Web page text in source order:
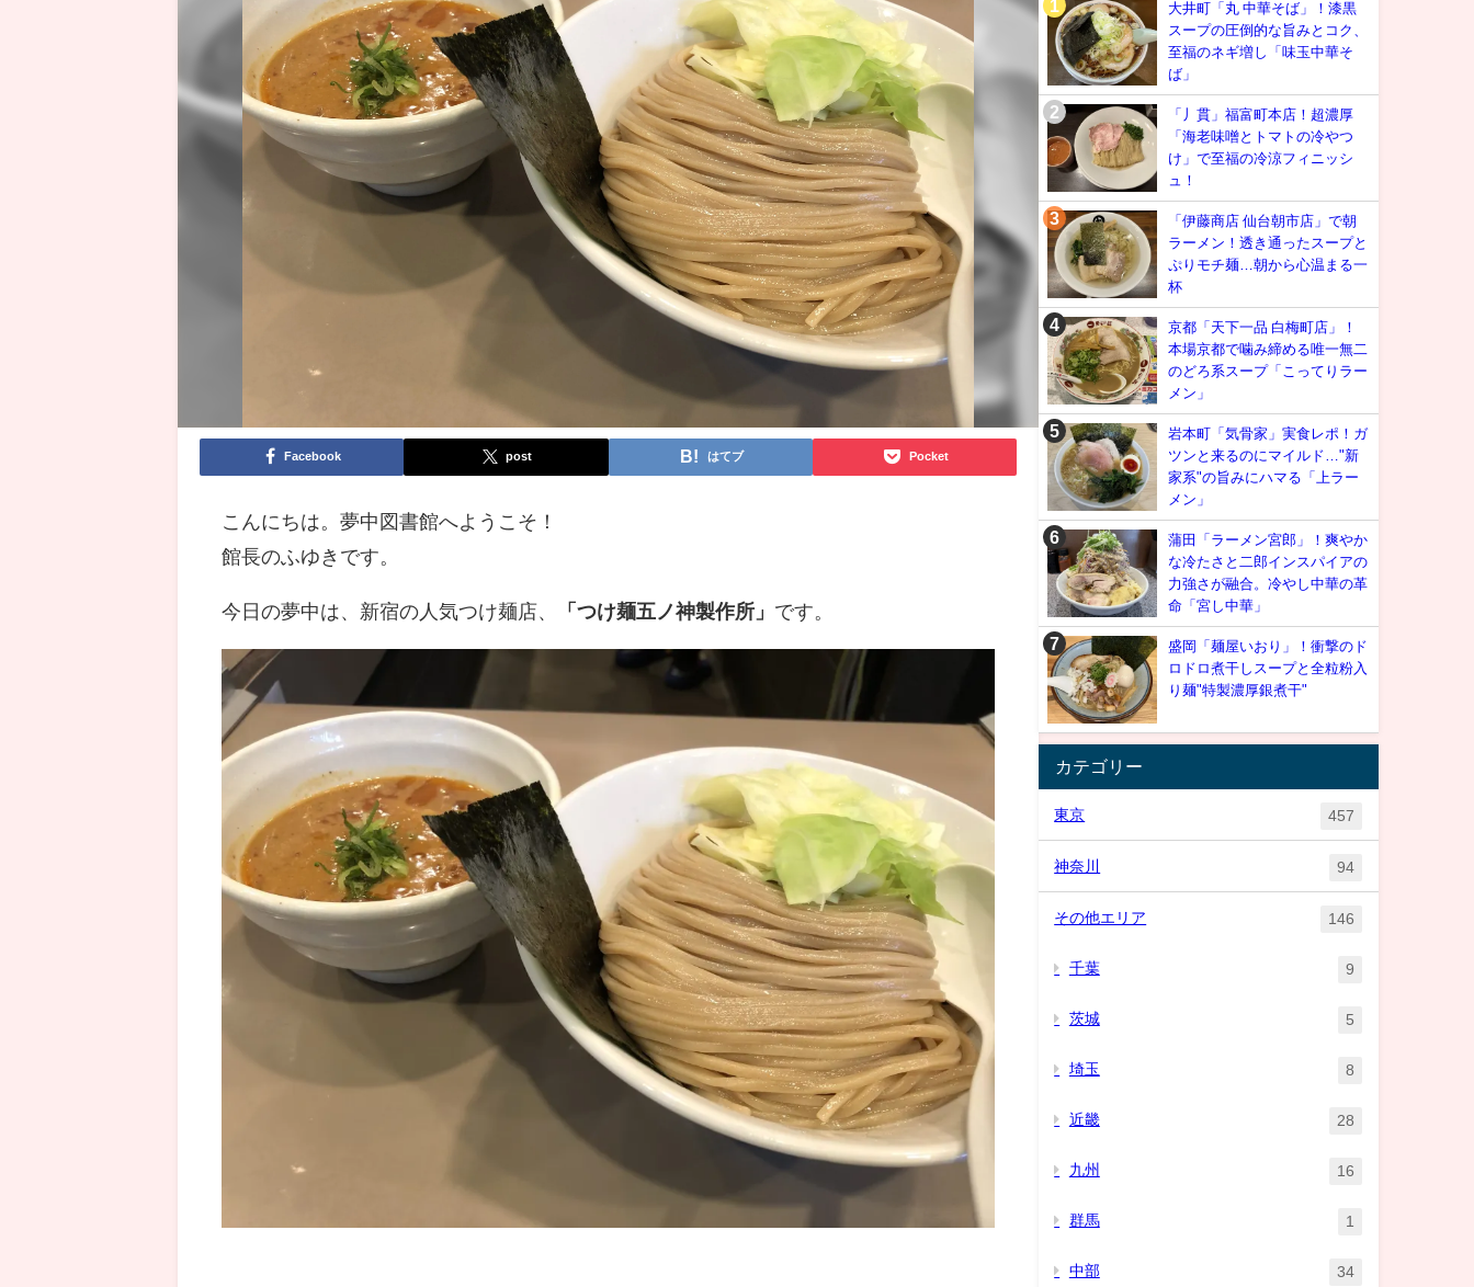
Facebook post はてブ Pocket
こんにちは。夢中図書館へようこそ！
館長のふゆきです。
今日の夢中は、新宿の人気つけ麺店、 「つけ麺五ノ神製作所」 です。
大井町「丸 中華そば」！漆黒
スープの圧倒的な旨みとコク、
至福のネギ増し「味玉中華そ
ば」
「丿貫」福富町本店！超濃厚
「海老味噌とトマトの冷やつ
け」で至福の冷涼フィニッシ
ュ！
「伊藤商店 仙台朝市店」で朝
ラーメン！透き通ったスープと
ぷりモチ麺…朝から心温まる一
杯
京都「天下一品 白梅町店」！
本場京都で噛み締める唯一無二
のどろ系スープ「こってりラー
メン」
岩本町「気骨家」実食レポ！ガ
ツンと来るのにマイルド…"新
家系"の旨みにハマる「上ラー
メン」
蒲田「ラーメン宮郎」！爽やか
な冷たさと二郎インスパイアの
力強さが融合。冷やし中華の革
命「宮し中華」
盛岡「麺屋いおり」！衝撃のド
ロドロ煮干しスープと全粒粉入
り麺"特製濃厚銀煮干"
カテゴリー
東京 457
神奈川 94
その他エリア 146
千葉 9
茨城 5
埼玉 8
近畿 28
九州 16
群馬 1
中部 34